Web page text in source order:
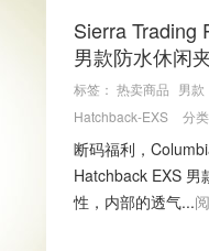
Sierra Trading
男款防水休闲
标签： 热卖商品 男款
Hatchback-EXS
分
断码福利，
Hatchback EXS 男
性，内部的透气...